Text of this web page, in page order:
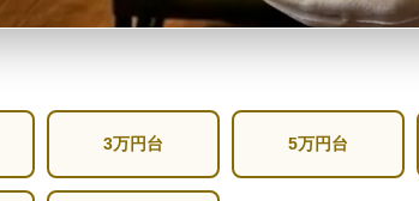
3万円台 5万円台